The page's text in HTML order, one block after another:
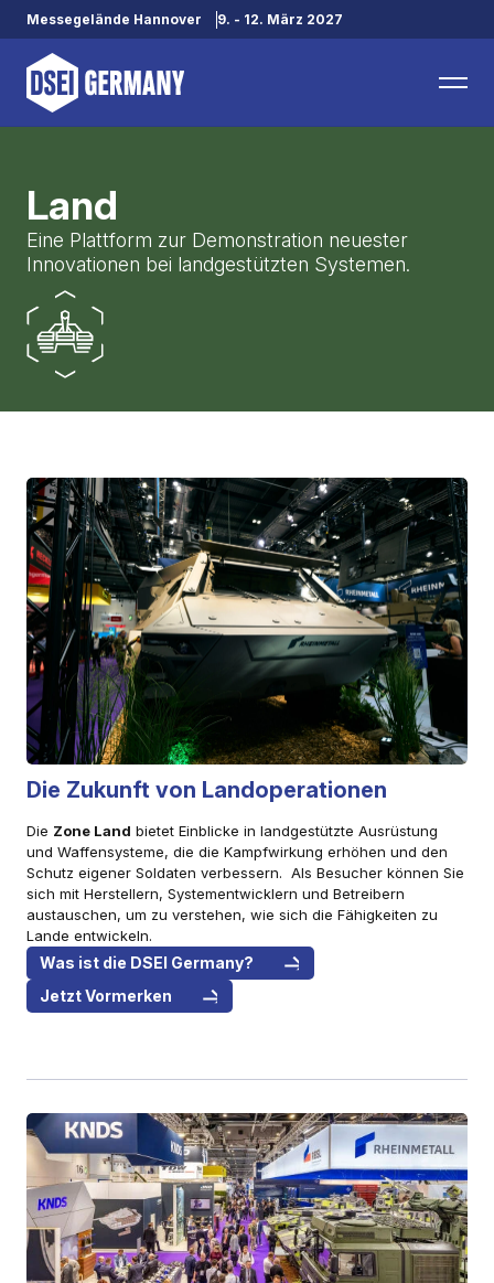
Messegelände Hannover 9. - 12. März 2027
Land
Eine Plattform zur Demonstration neuester
Innovationen bei landgestützten Systemen.
Die Zukunft von Landoperationen
Die Zone Land bietet Einblicke in landgestützte Ausrüstung
und Waffensysteme, die die Kampfwirkung erhöhen und den
Schutz eigener Soldaten verbessern. Als Besucher können Sie
sich mit Herstellern, Systementwicklern und Betreibern
austauschen, um zu verstehen, wie sich die Fähigkeiten zu
Lande entwickeln.
Was ist die DSEI Germany?
Jetzt Vormerken